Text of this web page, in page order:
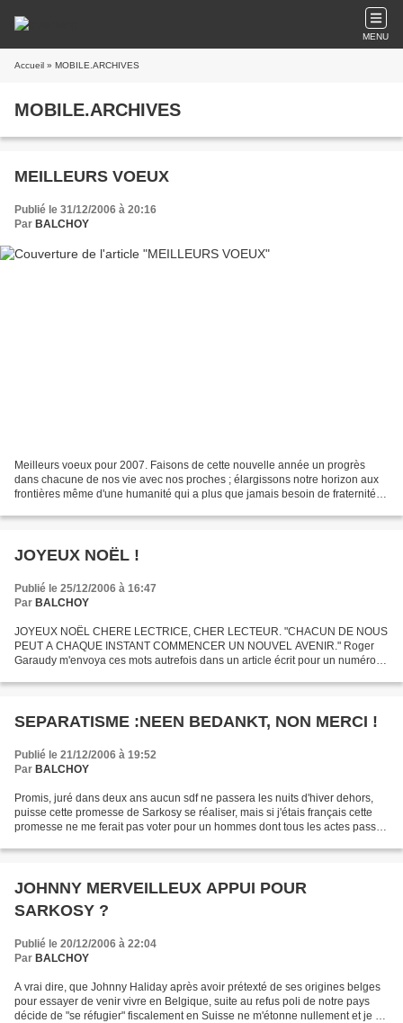
MENU
Accueil » MOBILE.ARCHIVES
MOBILE.ARCHIVES
MEILLEURS VOEUX
Publié le 31/12/2006 à 20:16
Par BALCHOY
Meilleurs voeux pour 2007. Faisons de cette nouvelle année un progrès
dans chacune de nos vie avec nos proches ; élargissons notre horizon aux
frontières même d'une humanité qui a plus que jamais besoin de fraternité et
JOYEUX NOËL !
Publié le 25/12/2006 à 16:47
Par BALCHOY
JOYEUX NOËL CHERE LECTRICE, CHER LECTEUR. "CHACUN DE NOUS
PEUT A CHAQUE INSTANT COMMENCER UN NOUVEL AVENIR." Roger
Garaudy m'envoya ces mots autrefois dans un article écrit pour un numéro
SEPARATISME :NEEN BEDANKT, NON MERCI !
Publié le 21/12/2006 à 19:52
Par BALCHOY
Promis, juré dans deux ans aucun sdf ne passera les nuits d'hiver dehors,
puisse cette promesse de Sarkosy se réaliser, mais si j'étais français cette
promesse ne me ferait pas voter pour un hommes dont tous les actes passés
JOHNNY MERVEILLEUX APPUI POUR
SARKOSY ?
Publié le 20/12/2006 à 22:04
Par BALCHOY
A vrai dire, que Johnny Haliday après avoir prétexté de ses origines belges
pour essayer de venir vivre en Belgique, suite au refus poli de notre pays
décide de "se réfugier" fiscalement en Suisse ne m'étonne nullement et je ne